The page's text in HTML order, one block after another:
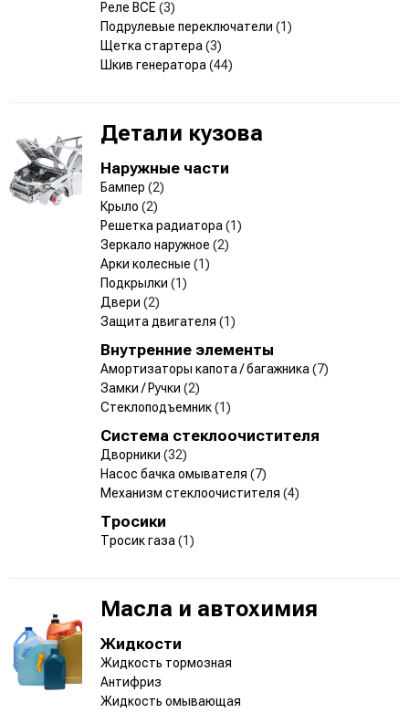
Реле ВСЕ (3)
Подрулевые переключатели (1)
Щетка стартера (3)
Шкив генератора (44)
Детали кузова
Наружные части
Бампер (2)
Крыло (2)
Решетка радиатора (1)
Зеркало наружное (2)
Арки колесные (1)
Подкрылки (1)
Двери (2)
Защита двигателя (1)
Внутренние элементы
Амортизаторы капота / багажника (7)
Замки / Ручки (2)
Стеклоподъемник(1)
Система стеклоочистителя
Дворники (32)
Насос бачка омывателя (7)
Механизм стеклоочистителя (4)
Тросики
Тросик газа (1)
Масла и автохимия
Жидкости
Жидкость тормозная
Антифриз
Жидкость омывающая